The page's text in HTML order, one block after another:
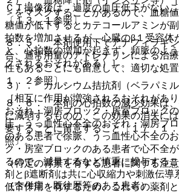
＞をマスクすることがあるので、血糖
糖値が低下するとカテコールアミンが
拍数を増加させるが、心臓のβ１受容体
と、心拍数の増加が起きず、頻脈のよ
クされるおそれがある）］。
３）． カルシウム拮抗剤（ベラパミル
［相互に作用が増強されるおそれがあ
おそれ・洞房ブロック・房室ブロック
圧、うっ血性心不全のおそれ・洞房ブ
のある患者で徐脈、うっ血性心不全の
ク・房室ブロックのある患者で心不全
るので、減量するなど慎重に投与する
剤とβ遮断剤は共に心収縮力や刺激伝導
低下作用を有するため、これらの薬剤
ＣＴ撮像後は、過度の血圧低下がない
〔１３．１参照〕。
８．５． 本剤使用下でアナフィラキ
合、通常用量のアドレナリンによる治
性もあることにも留意して、適切な処
１．２参照〕。
８．６． 本剤の心拍数の減少効果は
に減弱するものの、この効果の消失に
要することに留意すること〔１７．１
照〕。
（特定の背景を有する患者に関する注
（合併症・既往歴等のある患者）